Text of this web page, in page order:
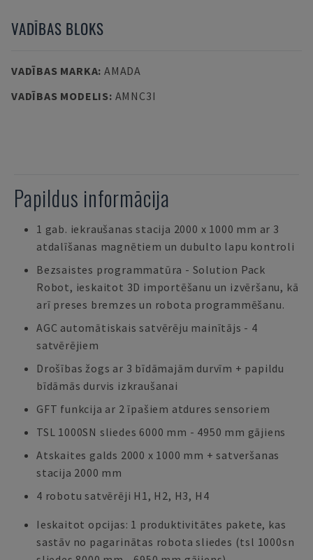
VADĪBAS BLOKS
VADĪBAS MARKA: AMADA
VADĪBAS MODELIS: AMNC3I
Papildus informācija
1 gab. iekraušanas stacija 2000 x 1000 mm ar 3
atdalīšanas magnētiem un dubulto lapu kontroli
Bezsaistes programmatūra - Solution Pack
Robot, ieskaitot 3D importēšanu un izvēršanu, kā
arī preses bremzes un robota programmēšanu.
AGC automātiskais satvērēju mainītājs - 4
satvērējiem
Drošības žogs ar 3 bīdāmajām durvīm + papildu
bīdāmās durvis izkraušanai
GFT funkcija ar 2 īpašiem atdures sensoriem
TSL 1000SN sliedes 6000 mm - 4950 mm gājiens
Atskaites galds 2000 x 1000 mm + satveršanas
stacija 2000 mm
4 robotu satvērēji H1, H2, H3, H4
Ieskaitot opcijas: 1 produktivitātes pakete, kas
sastāv no pagarinātas robota sliedes (tsl 1000sn